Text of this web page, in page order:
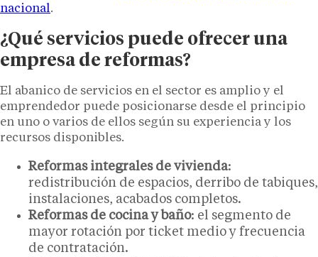
nacional.
¿Qué servicios puede ofrecer una
empresa de reformas?
El abanico de servicios en el sector es amplio y el
emprendedor puede posicionarse desde el principio
en uno o varios de ellos según su experiencia y los
recursos disponibles.
Reformas integrales de vivienda:
redistribución de espacios, derribo de tabiques,
instalaciones, acabados completos.
Reformas de cocina y baño: el segmento de
mayor rotación por ticket medio y frecuencia
de contratación.